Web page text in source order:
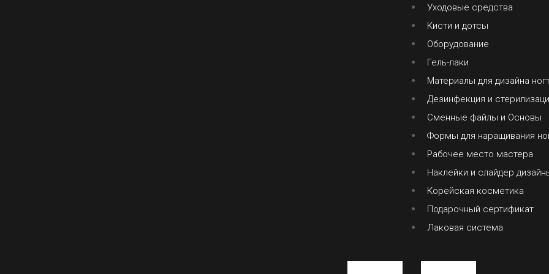
Уходовые средства
Кисти и дотсы
Оборудование
Гель-лаки
Материалы для дизайна
Дезинфекция и
Сменные файлы и Основы
Формы для наращивания
Рабочее место мастера
Наклейки и слайдер
Корейская косметика
Подарочный сертификат
Лаковая система